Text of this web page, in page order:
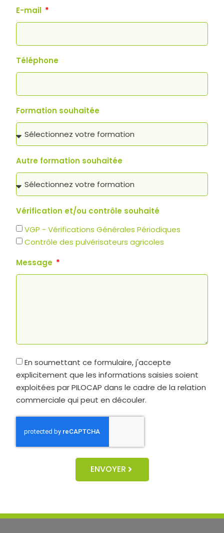
E-mail
Téléphone
Formation souhaitée
Autre formation souhaitée
Vérification et/ou contrôle souhaité
VGP - Vérifications Générales Périodiques
Contrôle des pulvérisateurs agricoles
Message
En soumettant ce formulaire, j'accepte
explicitement que les informations saisies soient
exploitées par PILOCAP dans le cadre de la relation
commerciale qui peut en découler.
ENVOYER